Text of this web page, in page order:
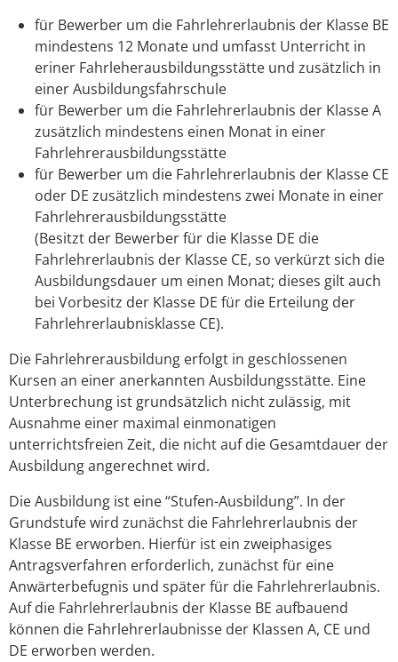
für Bewerber um die Fahrlehrerlaubnis der Klasse BE
mindestens 12 Monate und umfasst Unterricht in
eriner Fahrleherausbildungsstätte und zusätzlich in
einer Ausbildungsfahrschule
für Bewerber um die Fahrlehrerlaubnis der Klasse A
zusätzlich mindestens einen Monat in einer
Fahrlehrerausbildungsstätte
für Bewerber um die Fahrlehrerlaubnis der Klasse CE
oder DE zusätzlich mindestens zwei Monate in einer
Fahrlehrerausbildungsstätte
(Besitzt der Bewerber für die Klasse DE die
Fahrlehrerlaubnis der Klasse CE, so verkürzt sich die
Ausbildungsdauer um einen Monat; dieses gilt auch
bei Vorbesitz der Klasse DE für die Erteilung der
Fahrlehrerlaubnisklasse CE).
Die Fahrlehrerausbildung erfolgt in geschlossenen
Kursen an einer anerkannten Ausbildungsstätte. Eine
Unterbrechung ist grundsätzlich nicht zulässig, mit
Ausnahme einer maximal einmonatigen
unterrichtsfreien Zeit, die nicht auf die Gesamtdauer der
Ausbildung angerechnet wird.
Die Ausbildung ist eine “Stufen-Ausbildung”. In der
Grundstufe wird zunächst die Fahrlehrerlaubnis der
Klasse BE erworben. Hierfür ist ein zweiphasiges
Antragsverfahren erforderlich, zunächst für eine
Anwärterbefugnis und später für die Fahrlehrerlaubnis.
Auf die Fahrlehrerlaubnis der Klasse BE aufbauend
können die Fahrlehrerlaubnisse der Klassen A, CE und
DE erworben werden.